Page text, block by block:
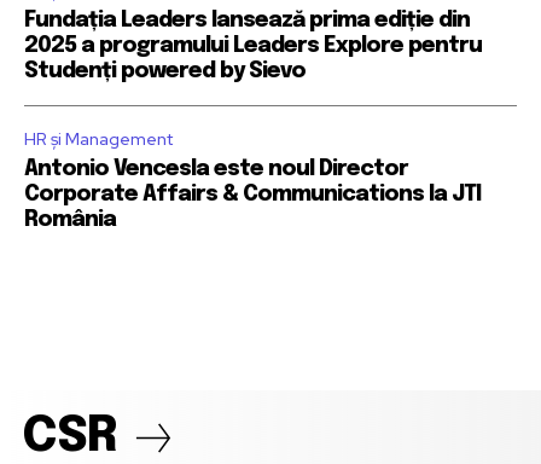
Fundația Leaders lansează prima ediție din
2025 a programului Leaders Explore pentru
Studenți powered by Sievo
HR și Management
Antonio Vencesla este noul Director
Corporate Affairs & Communications la JTI
România
CSR